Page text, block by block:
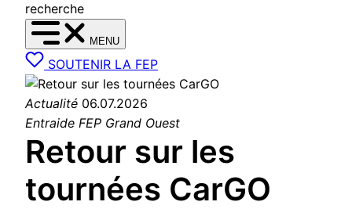
recherche
MENU
SOUTENIR LA FEP
Actualité 06.07.2026
Entraide FEP Grand Ouest
Retour sur les
tournées CarGO